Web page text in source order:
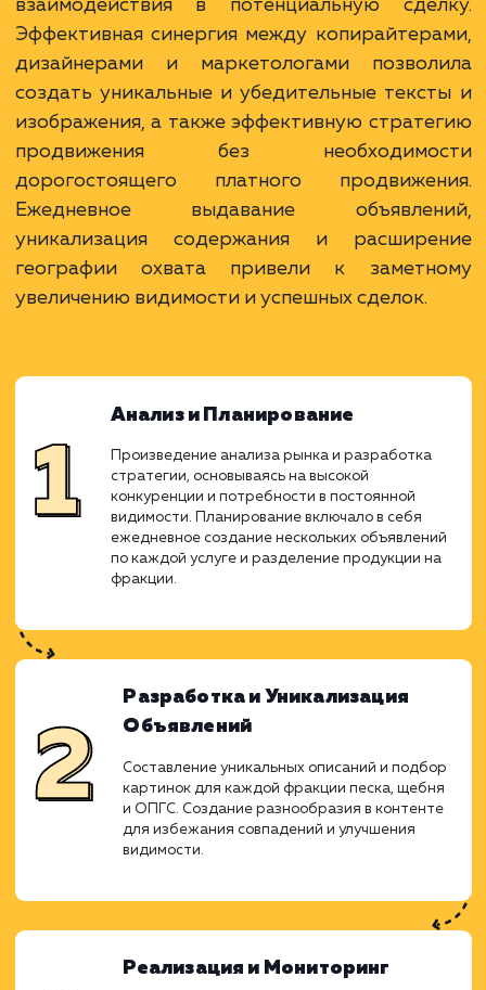
Ход работ
Продвижение услуги поставки песка,
ОПГС в Нижнем Новгороде и
области на Авито требовало
тщательного подхода. Целью нашей
было не только обеспечение
объявлений, но и превращение
создать уникальные и убедительные
изображения, а также эффективную
продвижения без
дорогостоящего платного
Ежедневное выдавание
уникализация содержания и
географии охвата привели к
увеличению видимости и успешных сделок.
Анализ и Планирование
Произведение анализа рынка и разработка
стратегии, основываясь на высокой
видимости. Планирование включало в себя
ежедневное создание нескольких
по каждой услуге и разделение продукции
фракции.